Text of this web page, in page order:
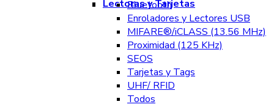
Lectoras y Tarjetas
Bluetooth
Enroladores y Lectores USB
MIFARE®/iCLASS (13.56 MHz)
Proximidad (125 KHz)
SEOS
Tarjetas y Tags
UHF/ RFID
Todos